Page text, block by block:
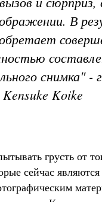
В
снимка" -
Kensuke Koike
грусть от
сейчас являются